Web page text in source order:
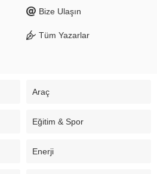
Bize Ulaşın
Tüm Yazarlar
Araç
Eğitim & Spor
Enerji